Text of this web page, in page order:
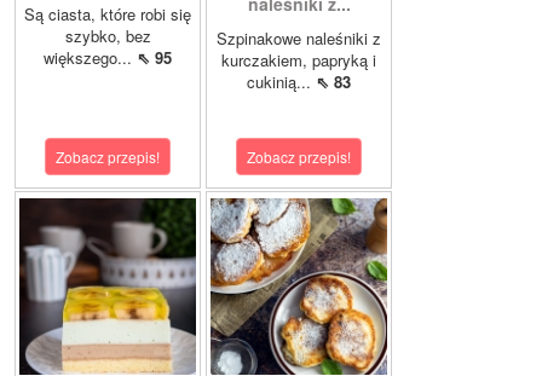
Są ciasta, które robi się
szybko, bez
większego... ⇖ 95
Zobacz przepis!
Szpinakowe naleśniki z
kurczakiem, papryką i
cukinią... ⇖ 83
Zobacz przepis!